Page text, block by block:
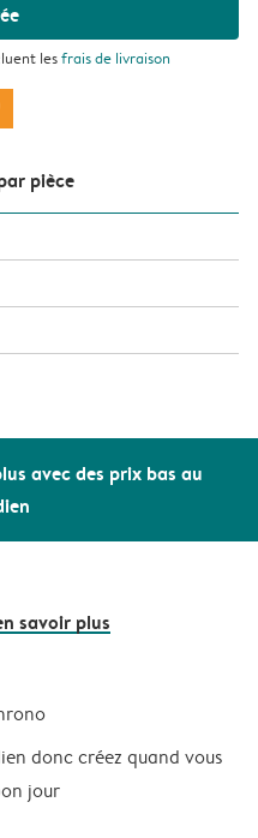
avec des prix bas au
lesfrais de livraison
pièce
savoir plus
donc créez quand vous
jour